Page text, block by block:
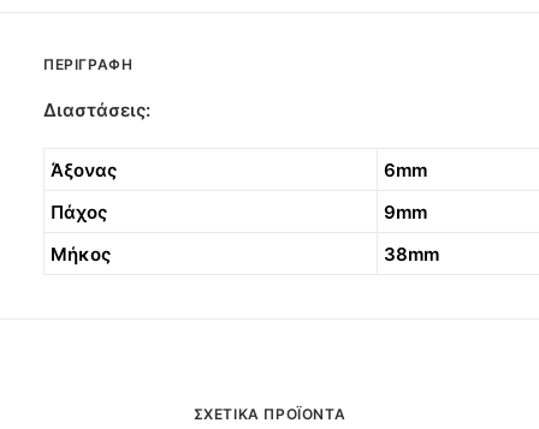
ΠΕΡΙΓΡΑΦΉ
Διαστάσεις:
Άξονας
6mm
Πάχος
9mm
Μήκος
38mm
ΣΧΕΤΙΚΆ ΠΡΟΪΌΝΤΑ